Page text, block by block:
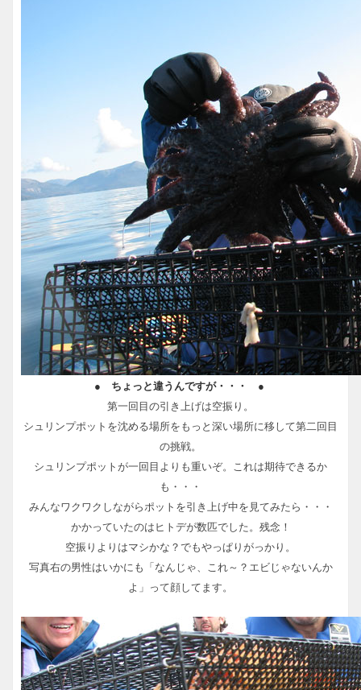
● ちょっと違うんですが・・・ ●
第一回目の引き上げは空振り。
シュリンプポットを沈める場所をもっと深い場所に移して第二回目
の挑戦。
シュリンプポットが一回目よりも重いぞ。これは期待できるか
も・・・
みんなワクワクしながらポットを引き上げ中を見てみたら・・・
かかっていたのはヒトデが数匹でした。残念！
空振りよりはマシかな？でもやっぱりがっかり。
写真右の男性はいかにも「なんじゃ、これ～？エビじゃないんか
よ」って顔してます。